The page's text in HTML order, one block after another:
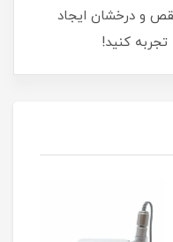
و درخشان ایجاد
تجربه کنید!